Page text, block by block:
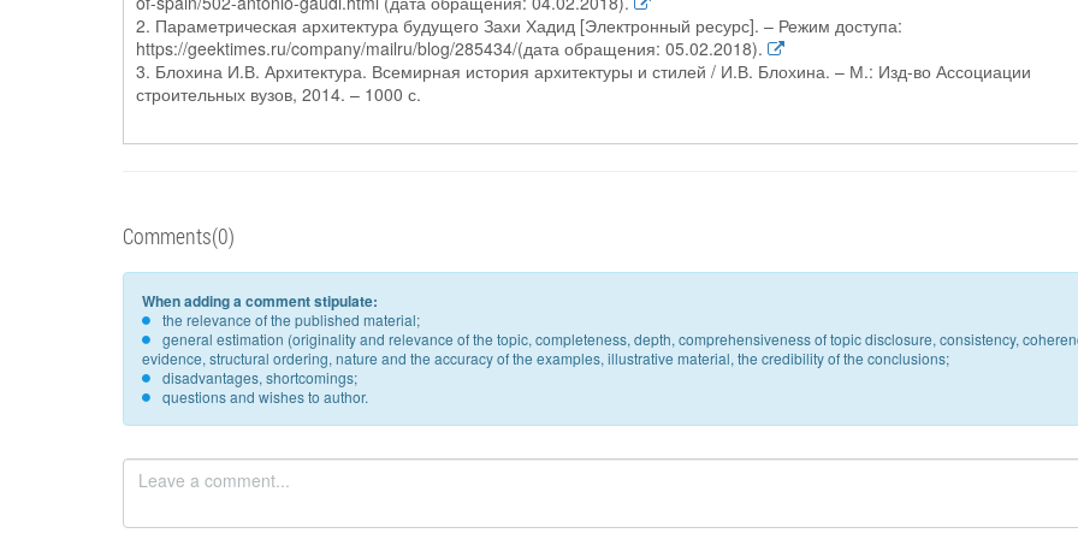
2. Параметрическая архитектура будущего Захи Хадид [Электронный ресурс]. – Режим доступа:
https://geektimes.ru/company/mailru/blog/285434/(дата обращения: 05.02.2018).
3. Блохина И.В. Архитектура. Всемирная история архитектуры и стилей / И.В. Блохина. – М.: Изд-во Ассоциации
строительных вузов, 2014. – 1000 с.
Comments(0)
When adding a comment stipulate:
the relevance of the published material;
general estimation (originality and relevance of the topic, completeness, depth, comprehensiveness of topic disclosure, consistency,
evidence, structural ordering, nature and the accuracy of the examples, illustrative material, the credibility of the conclusions;
disadvantages, shortcomings;
questions and wishes to author.